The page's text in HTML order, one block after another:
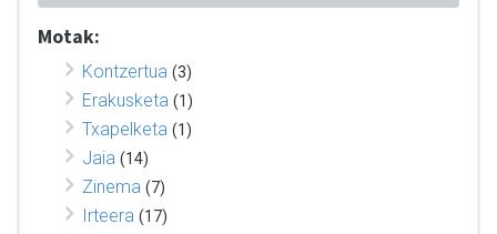
Motak:
Kontzertua (3)
Erakusketa (1)
Txapelketa (1)
Jaia (14)
Zinema (7)
Irteera (17)